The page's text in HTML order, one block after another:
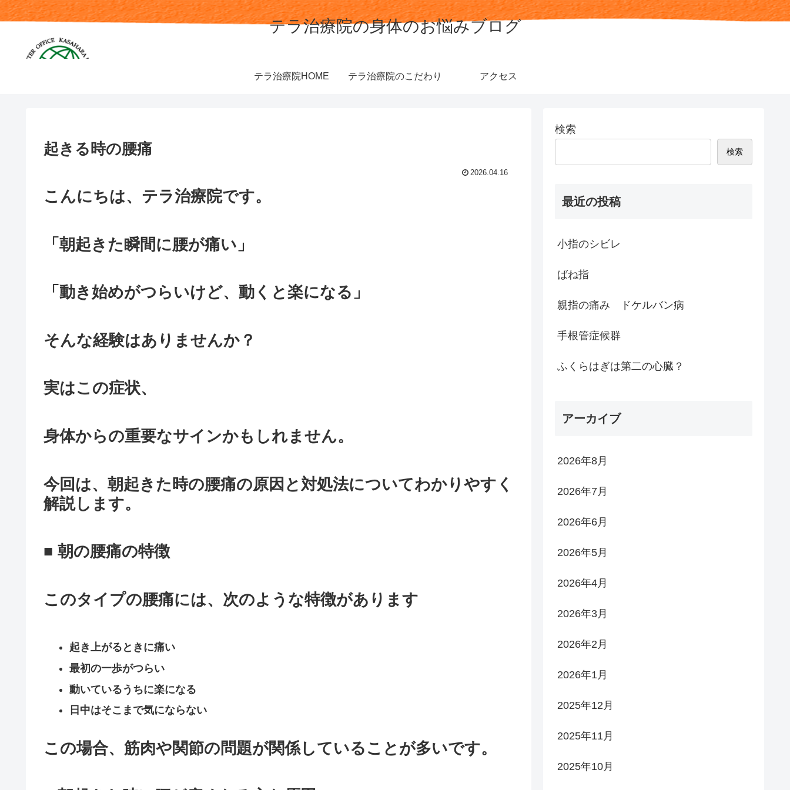
テラ治療院の身体のお悩みブログ
テラ治療院HOME テラ治療院のこだわり アクセス
起きる時の腰痛
2026.04.16
こんにちは、テラ治療院です。
「朝起きた瞬間に腰が痛い」
「動き始めがつらいけど、動くと楽になる」
そんな経験はありませんか？
実はこの症状、
身体からの重要なサインかもしれません。
今回は、朝起きた時の腰痛の原因と対処法についてわかりやすく
解説します。
■ 朝の腰痛の特徴
このタイプの腰痛には、次のような特徴があります
起き上がるときに痛い
最初の一歩がつらい
動いているうちに楽になる
日中はそこまで気にならない
この場合、筋肉や関節の問題が関係していることが多いです。
検索
検索
最近の投稿
小指のシビレ
ばね指
親指の痛み ドケルバン病
手根管症候群
ふくらはぎは第二の心臓？
アーカイブ
2026年8月
2026年7月
2026年6月
2026年5月
2026年4月
2026年3月
2026年2月
2026年1月
2025年12月
2025年11月
2025年10月